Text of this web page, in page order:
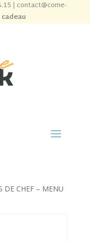
| contact@come-
cadeau
DE CHEF – MENU